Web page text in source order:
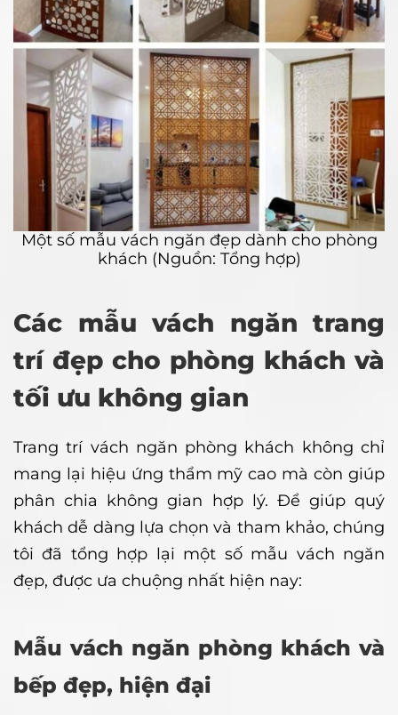
Một số mẫu vách ngăn đẹp dành cho phòng
khách (Nguồn: Tổng hợp)
Các mẫu vách ngăn trang
trí đẹp cho phòng khách và
tối ưu không gian
Trang trí vách ngăn phòng khách không chỉ
mang lại hiệu ứng thẩm mỹ cao mà còn giúp
phân chia không gian hợp lý. Để giúp quý
khách dễ dàng lựa chọn và tham khảo, chúng
tôi đã tổng hợp lại một số mẫu vách ngăn
đẹp, được ưa chuộng nhất hiện nay:
Mẫu vách ngăn phòng khách và
bếp đẹp, hiện đại